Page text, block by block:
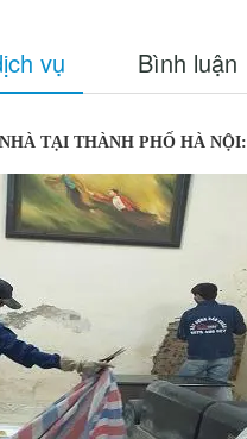
vụ Bình luận
TẠI THÀNH PHỐ HÀ NỘI: